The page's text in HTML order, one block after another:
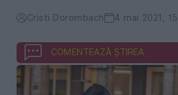
Cristi Dorombach 4 mai 2021,
COMENTEAZĂ ȘTIREA